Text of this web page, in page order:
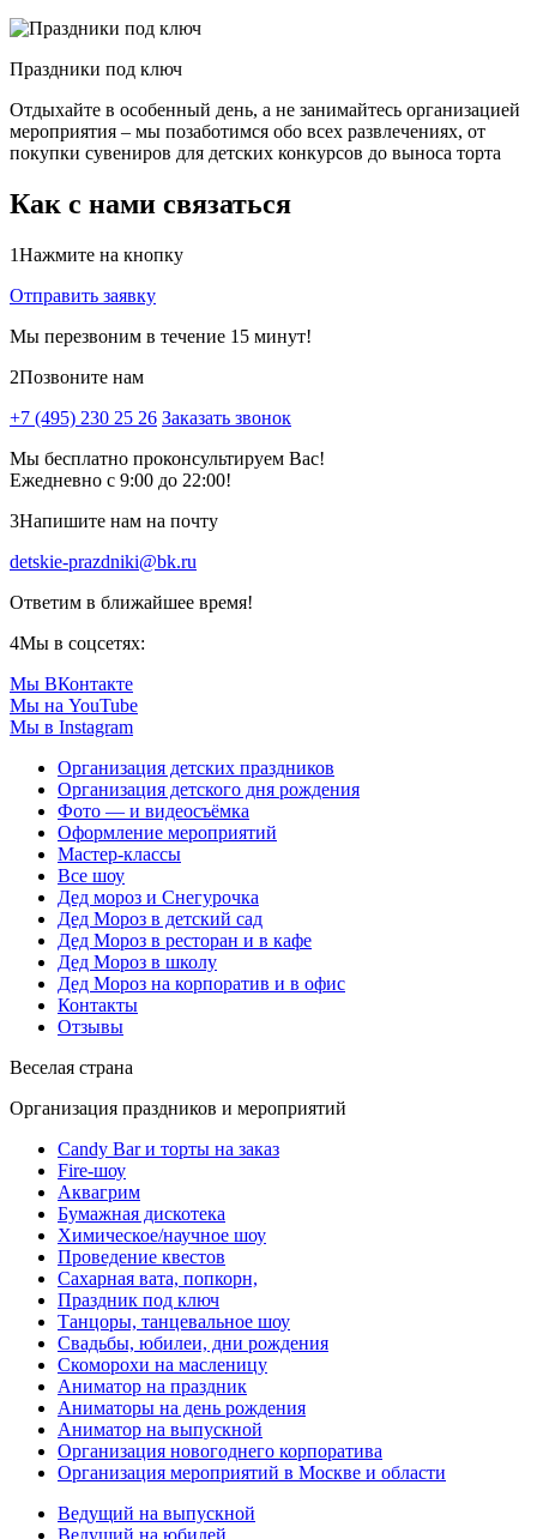
Праздники под ключ
Отдыхайте в особенный день, а не занимайтесь организацией
мероприятия – мы позаботимся обо всех развлечениях, от
покупки сувениров для детских конкурсов до выноса торта
Как с нами связаться
1Нажмите на кнопку
Отправить заявку
Мы перезвоним в течение 15 минут!
2Позвоните нам
+7 (495) 230 25 26 Заказать звонок
Мы бесплатно проконсультируем Вас!
Ежедневно с 9:00 до 22:00!
3Напишите нам на почту
detskie-prazdniki@bk.ru
Ответим в ближайшее время!
4Мы в соцсетях:
Мы ВКонтакте
Мы на YouTube
Мы в Instagram
Организация детских праздников
Организация детского дня рождения
Фото — и видеосъёмка
Оформление мероприятий
Мастер-классы
Все шоу
Дед мороз и Снегурочка
Дед Мороз в детский сад
Дед Мороз в ресторан и в кафе
Дед Мороз в школу
Дед Мороз на корпоратив и в офис
Контакты
Отзывы
Веселая страна
Организация праздников и мероприятий
Candy Bar и торты на заказ
Fire-шоу
Аквагрим
Бумажная дискотека
Химическое/научное шоу
Проведение квестов
Сахарная вата, попкорн,
Праздник под ключ
Танцоры, танцевальное шоу
Свадьбы, юбилеи, дни рождения
Скоморохи на масленицу
Аниматор на праздник
Аниматоры на день рождения
Аниматор на выпускной
Организация новогоднего корпоратива
Организация мероприятий в Москве и области
Ведущий на выпускной
Ведущий на юбилей